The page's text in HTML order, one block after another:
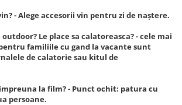
- Alege accesorii vin pentru zi de naștere.
Le place sa calatoreasca? - cele mai
familiile cu gand la vacante sunt
de calatorie sau kitul de
la film? - Punct ochit: patura cu
persoane.